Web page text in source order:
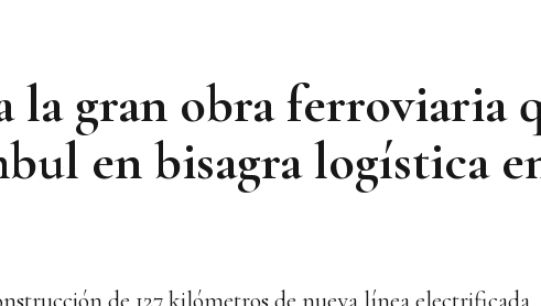
la gran obra ferroviaria
en bisagra logística